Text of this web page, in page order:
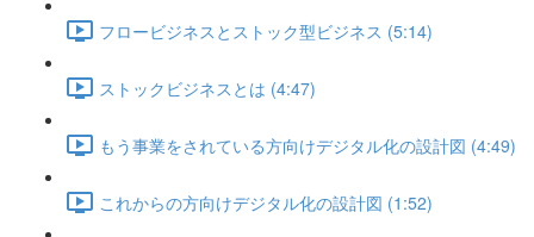
フロービジネスとストック型ビジネス (5:14)
ストックビジネスとは (4:47)
もう事業をされている方向けデジタル化の設計図 (4:49)
これからの方向けデジタル化の設計図 (1:52)